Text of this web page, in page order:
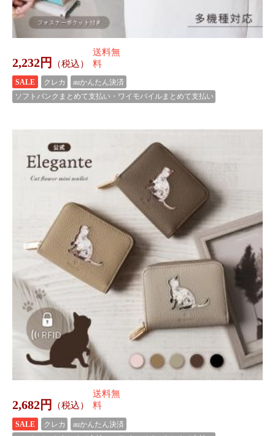
（税込）
送料無
料
クレカ
auかんたん決済
ソフトバンクまとめて支払い・ワイモバイルまとめて支払い
雑貨